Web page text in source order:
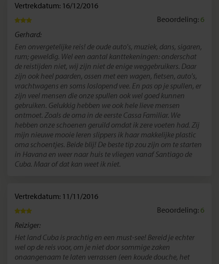
Vertrekdatum: 16/12/2016
Beoordeling:6
Gerhard:
Een onvergetelijke reis! de oude auto's, muziek, dans, sigaren,
rum; geweldig. Wel een aantal kanttekeningen: onderschat
de reistijden niet, wij zijn niet de enige weggebruikers. Daar
zijn ook heel paarden, ossen met een wagen, fietsen, auto's,
vrachtwagens en soms loslopend vee. En pas op je spullen, er
zijn veel mensen die onze spullen ook wel goed kunnen
gebruiken. Gelukkig hebben we ook hele lieve mensen
ontmoet. Zoals de oma in de eerste Cassa Familiar. We
hebben onze schoenen geruild omdat ik zere voeten had. Zij
mijn nieuwe mooie leren slippers ik haar makkelijke plastic
oma schoentjes. Beide blij! De beste tip zou zijn om te starten
in Havana en weer naar huis te vliegen vanaf Santiago de
Cuba. Maar of dat kan weet ik niet.
Vertrekdatum: 11/11/2016
Beoordeling:6
Reiziger:
Het land Cuba is prachtig en een must-see! Bereid je echter
wel op de reis voor, om je niet door sommige zaken
onaangenaam te laten verrassen (een koude douche, het